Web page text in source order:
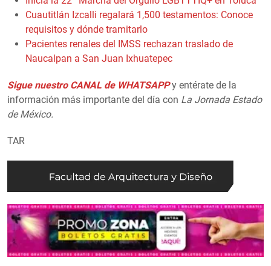
Cuautitlán Izcalli regalará 1,500 testamentos: Conoce
requisitos y dónde tramitarlo
Pacientes renales del IMSS rechazan traslado de
Naucalpan a San Juan Ixhuatepec
Sigue nuestro CANAL de WHATSAPP y entérate de la
información más importante del día con La Jornada Estado
de México.
TAR